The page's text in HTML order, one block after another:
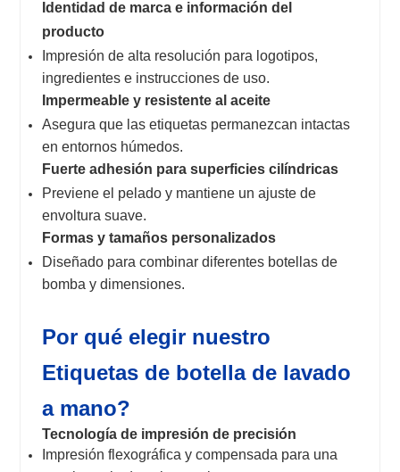
Identidad de marca e información del
producto
Impresión de alta resolución para logotipos,
ingredientes e instrucciones de uso.
Impermeable y resistente al aceite
Asegura que las etiquetas permanezcan intactas
en entornos húmedos.
Fuerte adhesión para superficies cilíndricas
Previene el pelado y mantiene un ajuste de
envoltura suave.
Formas y tamaños personalizados
Diseñado para combinar diferentes botellas de
bomba y dimensiones.
Por qué elegir nuestro
Etiquetas de botella de lavado
a mano?
Tecnología de impresión de precisión
Impresión flexográfica y compensada para una